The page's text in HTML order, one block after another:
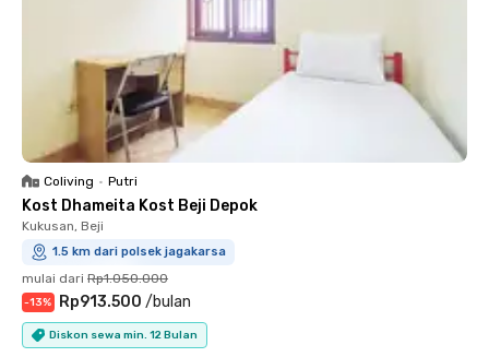
Coliving • Putri
Kost Dhameita Kost Beji Depok
Kukusan, Beji
1.5 km dari polsek jagakarsa
mulai dari Rp1.050.000
-13% Rp913.500 /bulan
Diskon sewa min. 12 Bulan